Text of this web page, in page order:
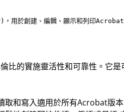
於創建、編輯、顯示和列印Acrobat
比的實施靈活性和可靠性。它
取和寫入適用於所有Acrobat版